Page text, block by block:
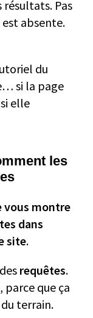
Pas
est absente.
du
si la page
elle
les
vous montre
dans
site.
requêtes.
que ça
terrain.